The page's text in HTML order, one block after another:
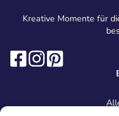
Kreative Momente für